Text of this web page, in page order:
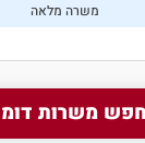
משרה מלאה
חפש משרות